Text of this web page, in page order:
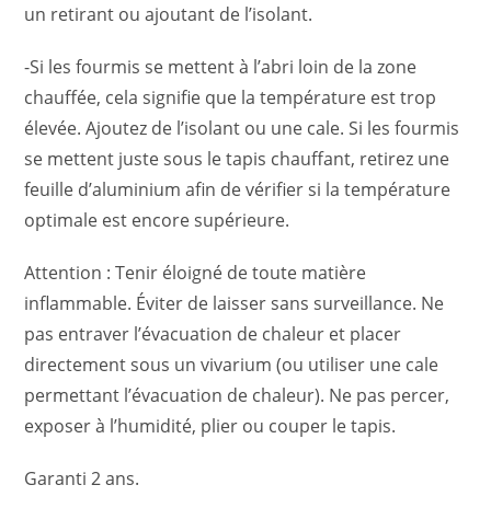
un retirant ou ajoutant de l’isolant.
-Si les fourmis se mettent à l’abri loin de la zone
chauffée, cela signifie que la température est trop
élevée. Ajoutez de l’isolant ou une cale. Si les fourmis
se mettent juste sous le tapis chauffant, retirez une
feuille d’aluminium afin de vérifier si la température
optimale est encore supérieure.
Attention : Tenir éloigné de toute matière
inflammable. Éviter de laisser sans surveillance. Ne
pas entraver l’évacuation de chaleur et placer
directement sous un vivarium (ou utiliser une cale
permettant l’évacuation de chaleur). Ne pas percer,
exposer à l’humidité, plier ou couper le tapis.
Garanti 2 ans.